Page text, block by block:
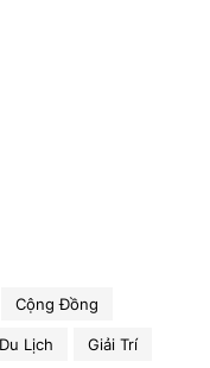
Cộng Đồng
Du Lịch Giải Trí